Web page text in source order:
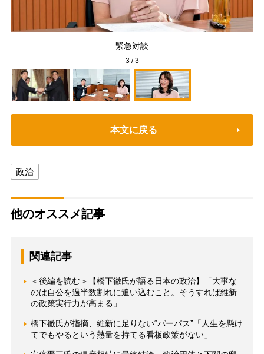
緊急対談
3/3
本文に戻る
政治
他のオススメ記事
関連記事
＜後編を読む＞【橋下徹氏が語る日本の政治】「大事な
のは自公を過半数割れに追い込むこと。そうすれば維新
の政策実行力が高まる」
橋下徹氏が指摘、維新に足りない“パーパス”「人生を懸け
てでもやるという熱量を持てる看板政策がない」